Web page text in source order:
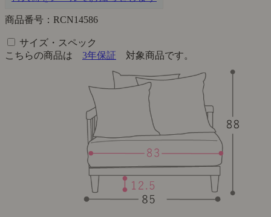
商品番号：RCN14586
サイズ・スペック
こちらの商品は 3年保証 対象商品です。